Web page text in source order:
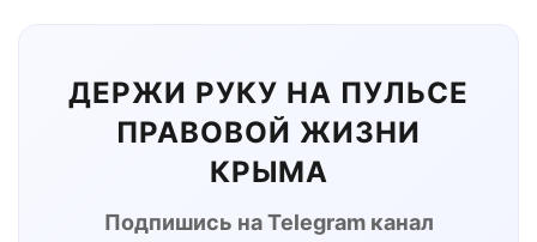
ДЕРЖИ РУКУ НА ПУЛЬСЕ
ПРАВОВОЙ ЖИЗНИ
КРЫМА
Подпишись на Telegram канал